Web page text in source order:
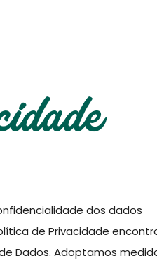
dos dados
de Privacidade
Dados. Adoptamos